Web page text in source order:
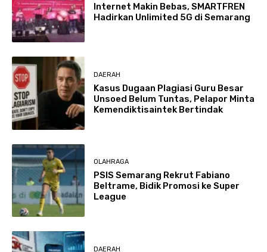
Internet Makin Bebas, SMARTFREN
Hadirkan Unlimited 5G di Semarang
DAERAH
Kasus Dugaan Plagiasi Guru Besar
Unsoed Belum Tuntas, Pelapor Minta
Kemendiktisaintek Bertindak
OLAHRAGA
PSIS Semarang Rekrut Fabiano
Beltrame, Bidik Promosi ke Super
League
DAERAH